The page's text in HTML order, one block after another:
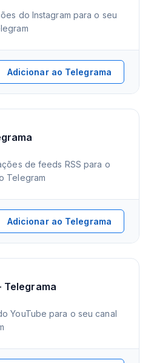
do Instagram para o seu
Adicionar ao Telegrama
de feeds RSS para o
Telegram
Adicionar ao Telegrama
Telegrama
YouTube para o seu canal